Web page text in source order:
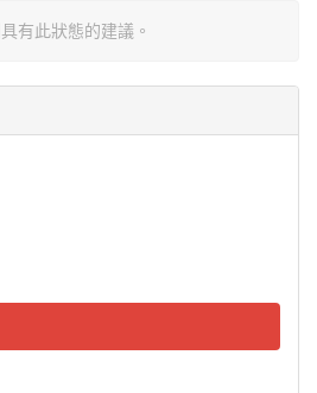
有此狀態的建議。